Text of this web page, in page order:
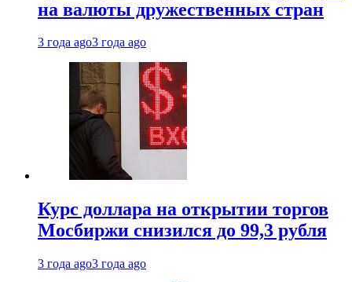
на валюты дружественных стран
3 года ago3 года ago
Курс доллара на открытии торгов
Мосбиржи снизился до 99,3 рубля
3 года ago3 года ago